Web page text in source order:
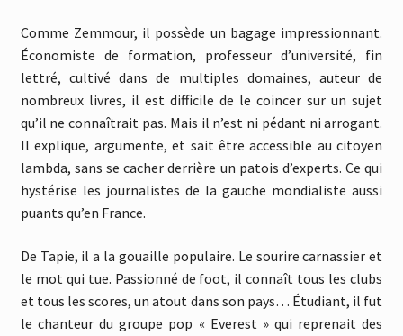
Comme Zemmour, il possède un bagage impressionnant.
Économiste de formation, professeur d’université, fin
lettré, cultivé dans de multiples domaines, auteur de
nombreux livres, il est difficile de le coincer sur un sujet
qu’il ne connaîtrait pas. Mais il n’est ni pédant ni arrogant.
Il explique, argumente, et sait être accessible au citoyen
lambda, sans se cacher derrière un patois d’experts. Ce qui
hystérise les journalistes de la gauche mondialiste aussi
puants qu’en France.
De Tapie, il a la gouaille populaire. Le sourire carnassier et
le mot qui tue. Passionné de foot, il connaît tous les clubs
et tous les scores, un atout dans son pays… Étudiant, il fut
le chanteur du groupe pop « Everest » qui reprenait des